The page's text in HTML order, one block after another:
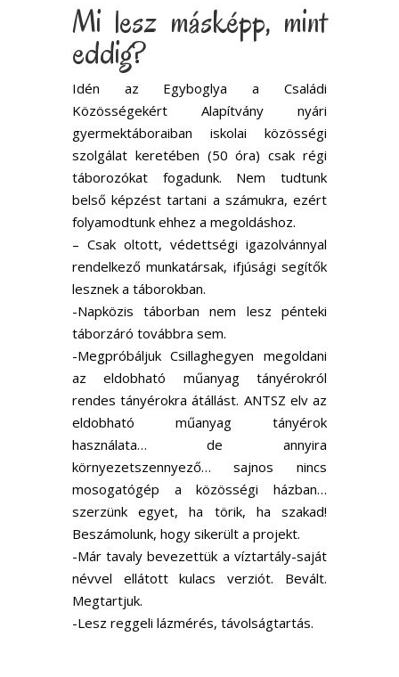
Mi lesz másképp, mint
eddig?
Idén az Egyboglya a Családi
Közösségekért Alapítvány nyári
gyermektáboraiban iskolai közösségi
szolgálat keretében (50 óra) csak régi
táborozókat fogadunk. Nem tudtunk
belső képzést tartani a számukra, ezért
folyamodtunk ehhez a megoldáshoz.
– Csak oltott, védettségi igazolvánnyal
rendelkező munkatársak, ifjúsági segítők
lesznek a táborokban.
-Napközis táborban nem lesz pénteki
táborzáró továbbra sem.
-Megpróbáljuk Csillaghegyen megoldani
az eldobható műanyag tányérokról
rendes tányérokra átállást. ANTSZ elv az
eldobható műanyag tányérok
használata… de annyira
környezetszennyező… sajnos nincs
mosogatógép a közösségi házban…
szerzünk egyet, ha törik, ha szakad!
Beszámolunk, hogy sikerült a projekt.
-Már tavaly bevezettük a víztartály-saját
névvel ellátott kulacs verziót. Bevált.
Megtartjuk.
-Lesz reggeli lázmérés, távolságtartás.